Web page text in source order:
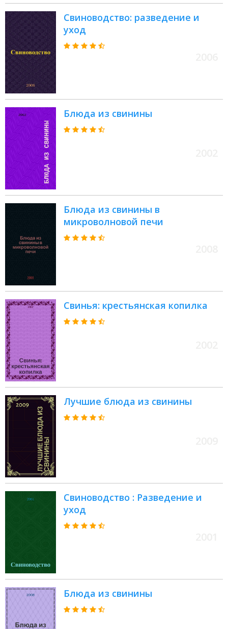
Свиноводство: разведение и
уход
Блюда из свинины
Блюда из свинины в
микроволновой печи
Свинья: крестьянская копилка
Лучшие блюда из свинины
Свиноводство : Разведение и
уход
Блюда из свинины